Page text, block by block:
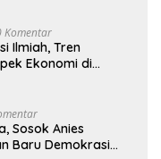
Komentar
Ilmiah, Tren
Ekonomi di
Sosok Anies
Baru Demokrasi